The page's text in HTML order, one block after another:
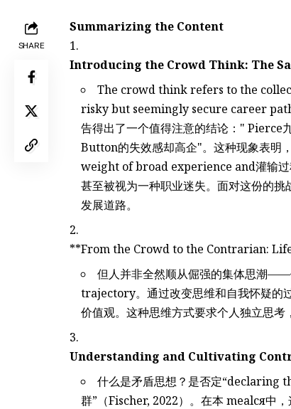
SHARE
Summarizing the Content
Introducing the Crowd Think: The
The crowd think refers to the
risky but seemingly secure career
告得出了一个值得注意的结论：" Pierce
Button的失效感却高企"。这种现象表
weight of broad experience and灌输过
甚至被视为一种职业迷失。面对这份的
发展道路。
但人并非全然顺从倔强的集体思潮
trajectory。通过改变思维和自我怀疑的
价值观。这种思维方式要求个人独立思考
Understanding and Cultivating
什么是矛盾思想？是否定“declaring
群”（Fischer, 2022）。在本 mealся中